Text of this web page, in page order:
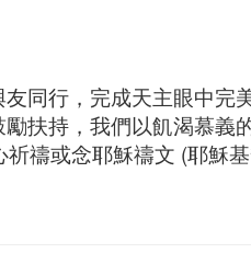
同行，完成天主眼中完美
扶持，我們以飢渴慕義
禱或念耶穌禱文 (耶穌基